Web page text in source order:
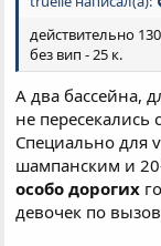
действительно
без вип - 25 к.
А два бассейна,
не пересекались
Специально для
шампанским и
особо дорогих
девочек по